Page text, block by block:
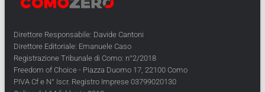
Direttore Responsabile: Davide Cantoni
Direttore Editoriale: Emanuele Caso
Registrazione Tribunale di Como: n°2/2018
Freedom of Choice - Piazza Duomo 17, 22100 Como
PIVA Cf e N° Iscr. Registro Imprese 03799020130